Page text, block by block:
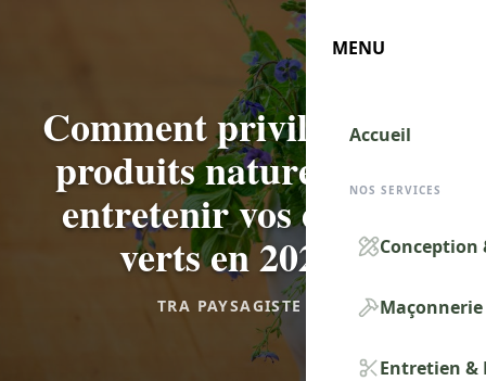
MENU
Accueil
NOS SERVICES
Conception
Maçonnerie
Entretien &
Comment privilégier les
produits naturels pour
entretenir vos espaces
verts en 2025 ?
TRA PAYSAGISTE 77